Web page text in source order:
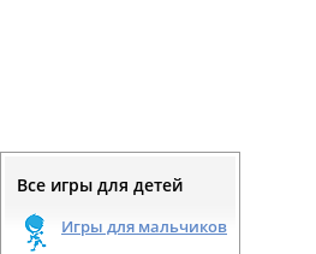
Все игры для детей
Игры для мальчиков